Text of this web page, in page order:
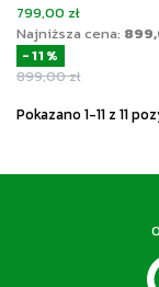
Cena
799,00 zł
Najniższa cena:
-11%
Cena podstawowa
899,00 zł
Pokazano 1-11 z 11